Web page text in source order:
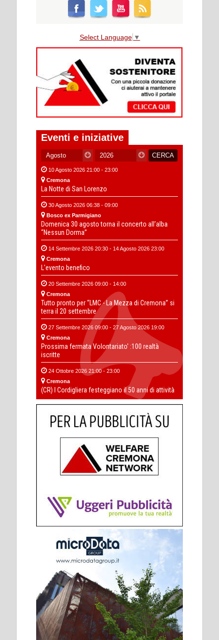
Select Language ▼
Eventi e iniziative
10 Agosto 2026 21:00 - 23:00
Cremona
La Notte di San Lorenzo
30 Agosto 2026 06:38 - 09:00
Bosco ex Parmigiano
Domenica 30 agosto torna il concerto all’alba
“Nessun Dorma”
14 Settembre 2026 20:30 - 14 Agosto 2026 23:00
Cremona
L'evento benefico
20 Settembre 2026 09:00 - 14:00
Cremona
Tutto pronto per “LMC - La Mezza di Cremona” si
terra il 20 settembre
27 Settembre 2026 09:00 - 27 Agosto 2026 19:00
Cremona
Prossima fermata Volontariato' :100 realtà
iscritte
24 Ottobre 2026 21:00 - 23:00
Cremona
(CR) I Cordigliera festeggiano il 50 anni di attività